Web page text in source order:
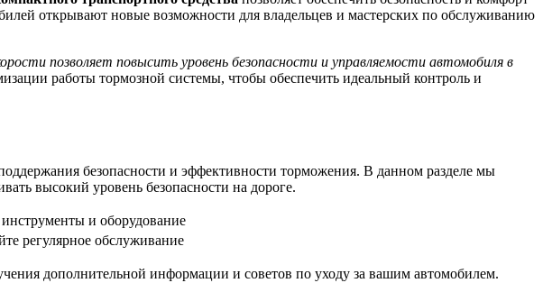
открывают новые возможности для владельцев и мастерских по обслуживанию
позволяет повысить уровень безопасности и управляемости автомобиля в
работы тормозной системы, чтобы обеспечить идеальный контроль и
безопасности и эффективности торможения. В данном разделе мы
высокий уровень безопасности на дороге.
и оборудование
регулярное обслуживание
дополнительной информации и советов по уходу за вашим автомобилем.